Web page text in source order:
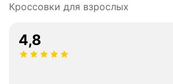
Кроссовки для взрослых
4,8